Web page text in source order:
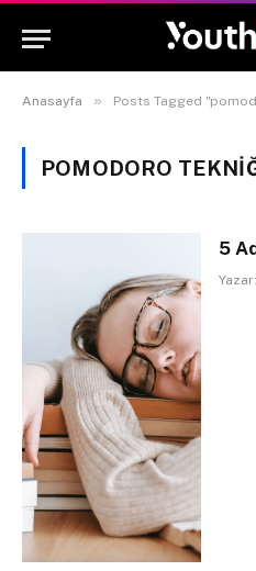
Anasayfa » Posts Tagged
POMODORO
5
Yazar: